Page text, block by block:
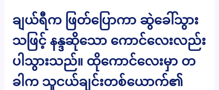
ချယ်ရီက ဖြတ်ပြောကာ ဆွဲခေါ်သွား
သဖြင့် နန္ဒဆိုသော ကောင်လေးလည်း
ပါသွားသည်။ ထိုကောင်လေးမှာ တ
ခါက သူငယ်ချင်းတစ်ယောက်၏